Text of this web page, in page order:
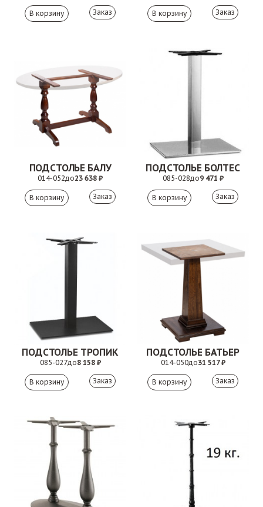
Заказ Заказ
ПОДСТОЛЬЕ БАЛУ
014-052до23 638 ₽
Заказ
ПОДСТОЛЬЕ БОЛТЕС
085-028до9 471 ₽
Заказ
ПОДСТОЛЬЕ ТРОПИК
085-027до8 158 ₽
Заказ
ПОДСТОЛЬЕ БАТЬЕР
014-050до31 517 ₽
Заказ